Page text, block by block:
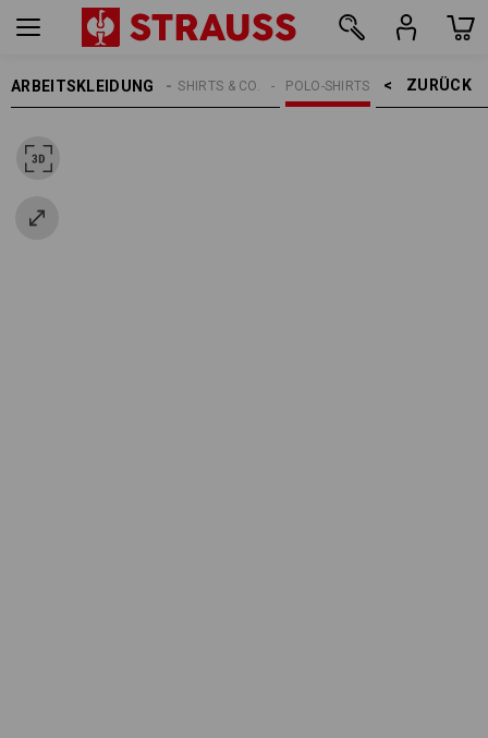
ARBEITSKLEIDUNG ZURÜCK    >
POLO-SHIRTS
SHIRTS & CO.
HERREN